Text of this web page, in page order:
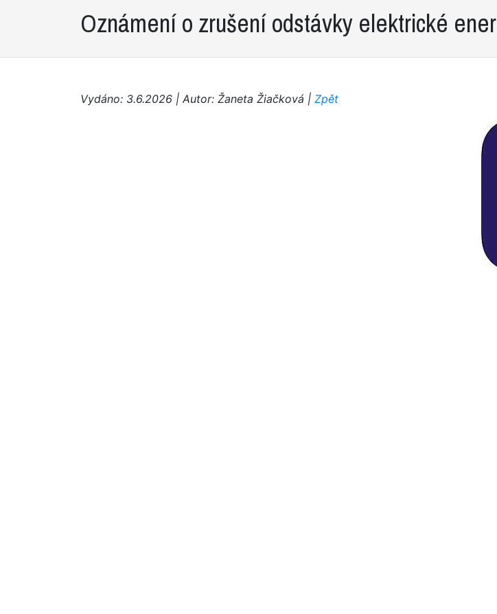
Oznámení o zrušení odstávky elektrické
Vydáno: 3.6.2026 | Autor: Žaneta Žiačková | Zpět